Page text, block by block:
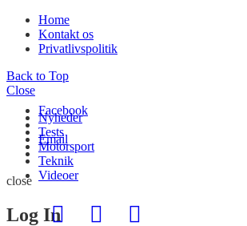
Home
Kontakt os
Privatlivspolitik
Back to Top
Close
Nyheder
Tests
Motorsport
Teknik
Videoer
Facebook
Email
close
Log In